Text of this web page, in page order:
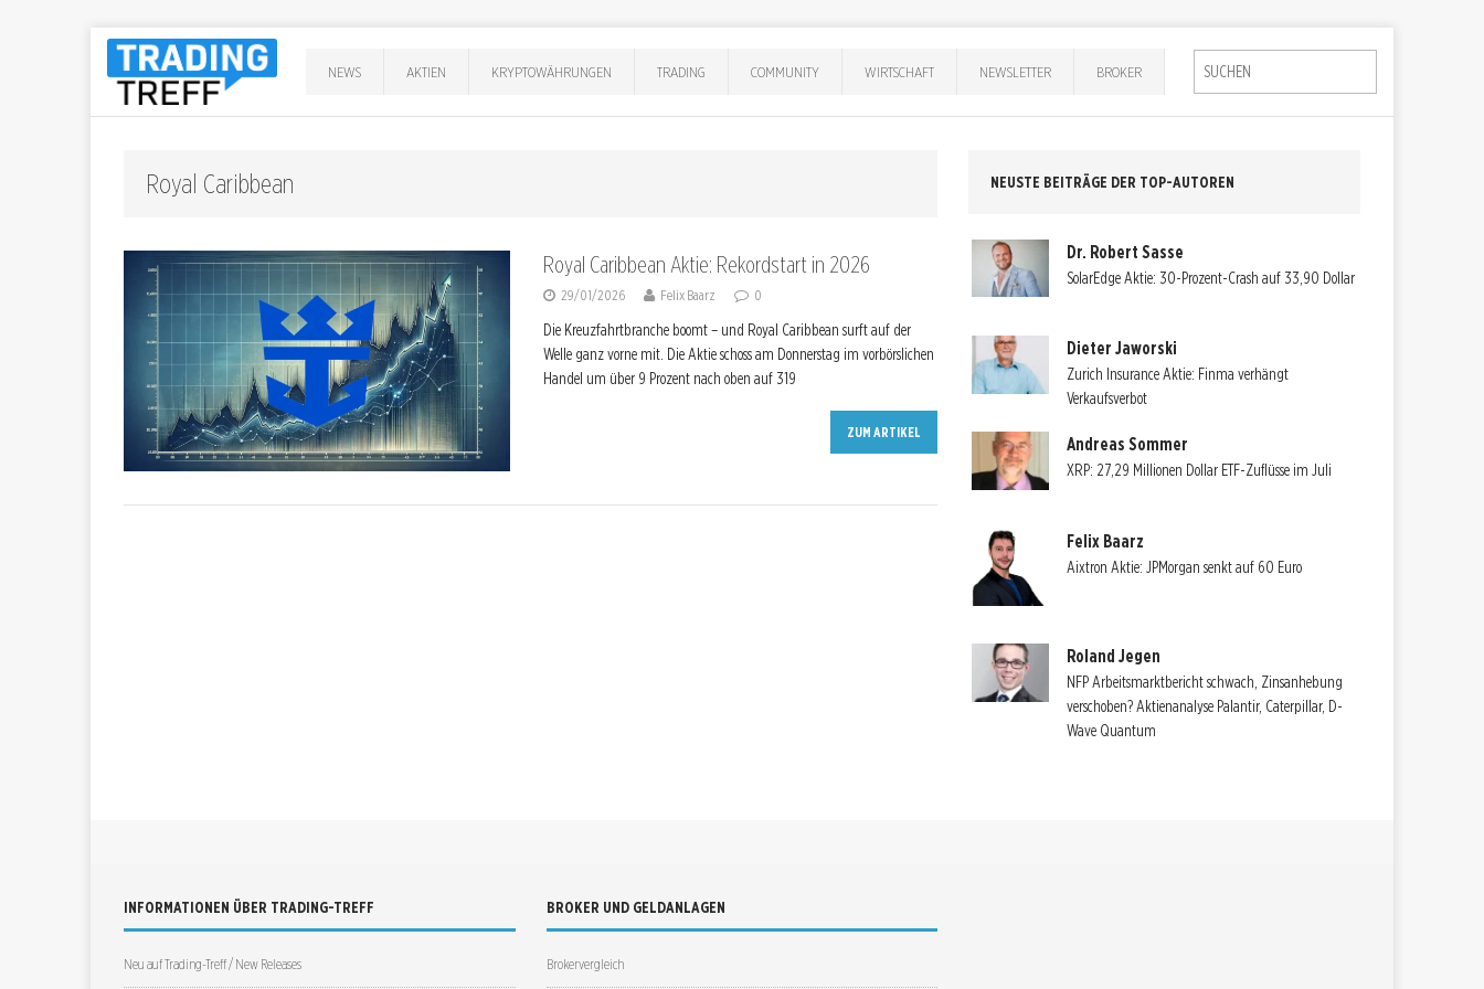
NEWS AKTIEN KRYPTOWÄHRUNGEN TRADING COMMUNITY WIRTSCHAFT NEWSLETTER BROKER
Royal Caribbean
Royal Caribbean Aktie: Rekordstart in 2026
29/01/2026 Felix Baarz 0
Die Kreuzfahrtbranche boomt – und Royal Caribbean surft auf der
Welle ganz vorne mit. Die Aktie schoss am Donnerstag im vorbörslichen
Handel um über 9 Prozent nach oben auf 319
ZUM ARTIKEL
NEUSTE BEITRÄGE DER TOP-AUTOREN
Dr. Robert Sasse
SolarEdge Aktie: 30-Prozent-Crash auf 33,90 Dollar
Dieter Jaworski
Zurich Insurance Aktie: Finma verhängt
Verkaufsverbot
Andreas Sommer
XRP: 27,29 Millionen Dollar ETF-Zuflüsse im Juli
Felix Baarz
Aixtron Aktie: JPMorgan senkt auf 60 Euro
Roland Jegen
NFP Arbeitsmarktbericht schwach, Zinsanhebung
verschoben? Aktienanalyse Palantir, Caterpillar, D-
Wave Quantum
INFORMATIONEN ÜBER TRADING-TREFF
Neu auf Trading-Treff / New Releases
BROKER UND GELDANLAGEN
Brokervergleich